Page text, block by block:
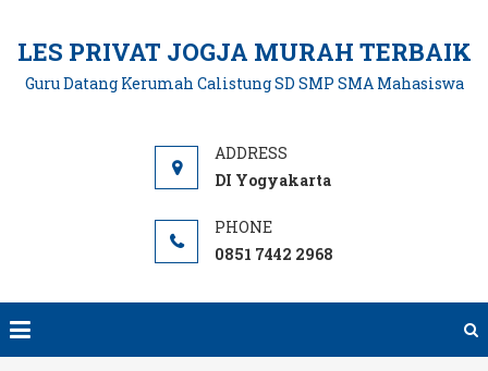
content
LES PRIVAT JOGJA MURAH TERBAIK
Guru Datang Kerumah Calistung SD SMP SMA Mahasiswa
DI Yogyakarta
0851 7442 2968